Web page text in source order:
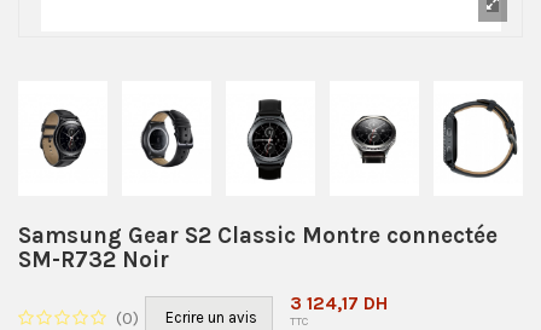
Samsung Gear S2 Classic Montre connectée
SM-R732 Noir
(0) Ecrire un avis
3 124,17 DH
TTC